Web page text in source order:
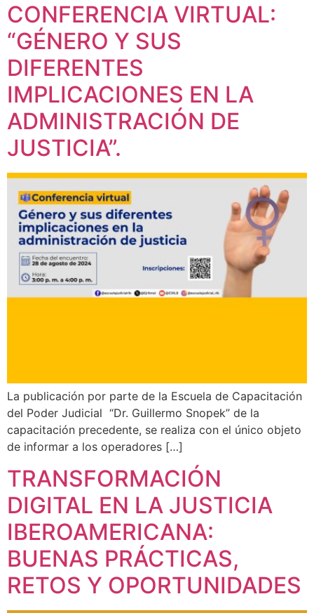
CONFERENCIA VIRTUAL:
“GÉNERO Y SUS
DIFERENTES
IMPLICACIONES EN LA
ADMINISTRACIÓN DE
JUSTICIA”.
La publicación por parte de la Escuela de Capacitación
del Poder Judicial “Dr. Guillermo Snopek” de la
capacitación precedente, se realiza con el único objeto
de informar a los operadores […]
TRANSFORMACIÓN
DIGITAL EN LA JUSTICIA
IBEROAMERICANA:
BUENAS PRÁCTICAS,
RETOS Y OPORTUNIDADES